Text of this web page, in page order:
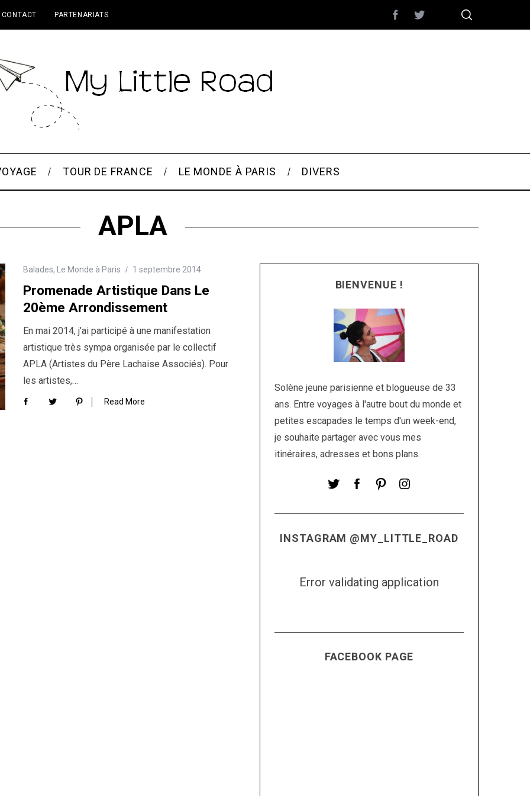
CONTACT PARTENARIATS
TOUR DE FRANCE LE MONDE À PARIS DIVERS
APLA
Balades, Le Monde à Paris 1 septembre 2014
Promenade Artistique Dans Le
20ème Arrondissement
En mai 2014, j’ai participé à une manifestation
artistique très sympa organisée par le collectif
APLA (Artistes du Père Lachaise Associés). Pour
les artistes,…
Read More
BIENVENUE !
Solène jeune parisienne et blogueuse de 33
ans. Entre voyages à l'autre bout du monde et
petites escapades le temps d'un week-end,
je souhaite partager avec vous mes
itinéraires, adresses et bons plans.
INSTAGRAM @MY_LITTLE_ROAD
Error validating application
FACEBOOK PAGE